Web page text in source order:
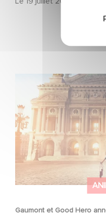
Gaumont et Good Hero
Gaumont et Good Hero